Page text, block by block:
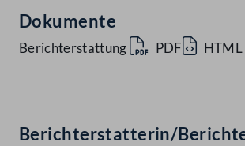
Dokumente
Berichterstattung PDF HTML
Berichterstatterin/